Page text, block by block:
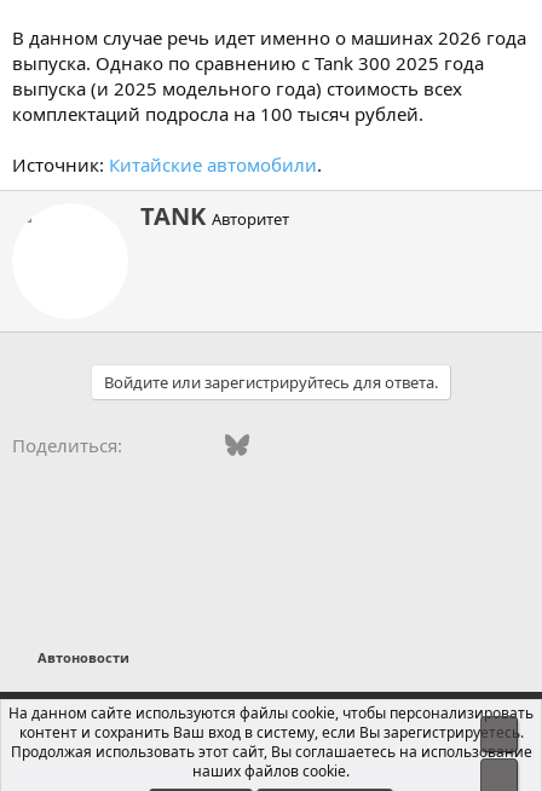
В данном случае речь идет именно о машинах 2026 года
выпуска. Однако по сравнению с Tank 300 2025 года
выпуска (и 2025 модельного года) стоимость всех
комплектаций подросла на 100 тысяч рублей.
Источник: Китайские автомобили.
А
в
TANK Авторитет
Войдите или зарегистрируйтесь для ответа.
Поделиться: Vkontakte
FacebookBluesky
Автоновости
Russian (RU)
Обратная связь
Условия и правила
Политика конфиденциальности
Помощь
На данном сайте используются файлы cookie, чтобы персонализировать
контент и сохранить Ваш вход в систему, если Вы зарегистрируетесь.
Продолжая использовать этот сайт, Вы соглашаетесь на использование
наших файлов cookie.